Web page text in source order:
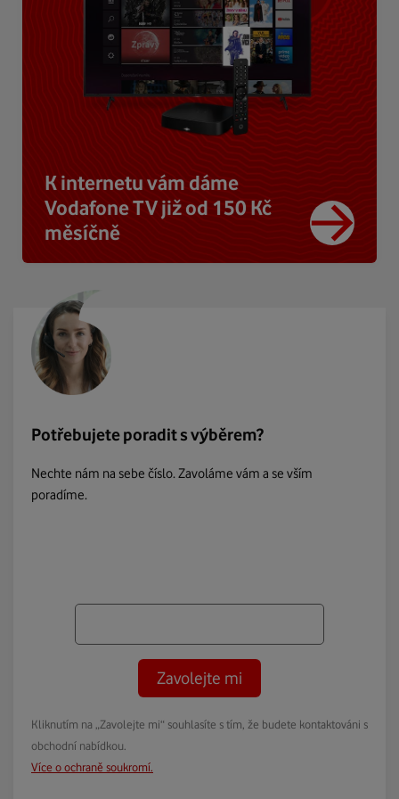
K internetu vám dáme
Vodafone TV již od 150 Kč
měsíčně
Potřebujete poradit s výběrem?
Nechte nám na sebe číslo. Zavoláme vám a se vším
poradíme.
Zavolejte mi
Kliknutím na „Zavolejte mi“ souhlasíte s tím, že budete kontaktováni s
obchodní nabídkou.
Více o ochraně soukromí.